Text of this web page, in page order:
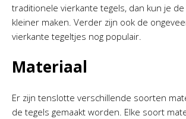
traditionele vierkante tegels, dan kun je
kleiner maken. Verder zijn ook de
vierkante tegeltjes nog populair.
Materiaal
Er zijn tenslotte verschillende soorten
de tegels gemaakt worden. Elke soort